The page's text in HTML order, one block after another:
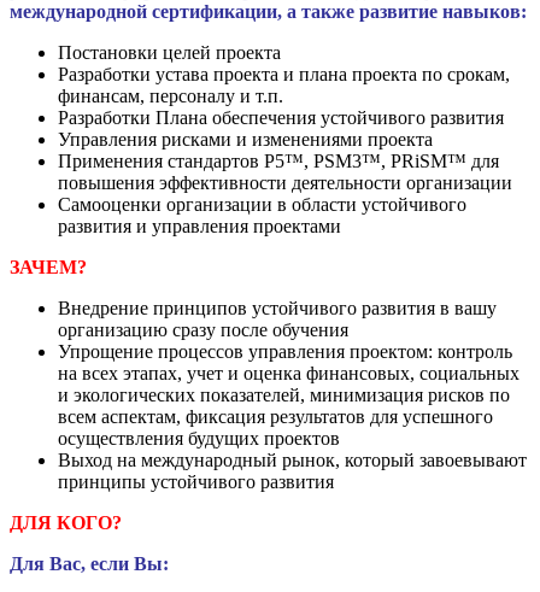
международной сертификации, а также развитие навыков:
Постановки целей проекта
Разработки устава проекта и плана проекта по срокам,
финансам, персоналу и т.п.
Разработки Плана обеспечения устойчивого развития
Управления рисками и изменениями проекта
Применения стандартов P5™, PSM3™, PRiSM™ для
повышения эффективности деятельности организации
Самооценки организации в области устойчивого
развития и управления проектами
ЗАЧЕМ?
Внедрение принципов устойчивого развития в вашу
организацию сразу после обучения
Упрощение процессов управления проектом: контроль
на всех этапах, учет и оценка финансовых, социальных
и экологических показателей, минимизация рисков по
всем аспектам, фиксация результатов для успешного
осуществления будущих проектов
Выход на международный рынок, который завоевывают
принципы устойчивого развития
ДЛЯ КОГО?
Для Вас, если Вы: